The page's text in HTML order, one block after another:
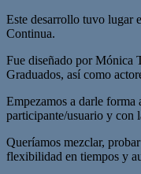
Este desarrollo tuvo lugar
Continua.
Fue diseñado por Mónica
Graduados, así como
Empezamos a darle forma
participante/usuario y con
Queríamos mezclar,
flexibilidad en tiempos y